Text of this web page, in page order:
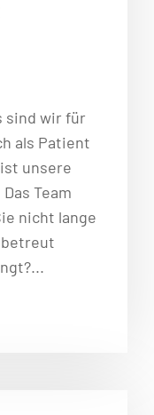
sind wir für
als Patient
unsere
Team
nicht lange